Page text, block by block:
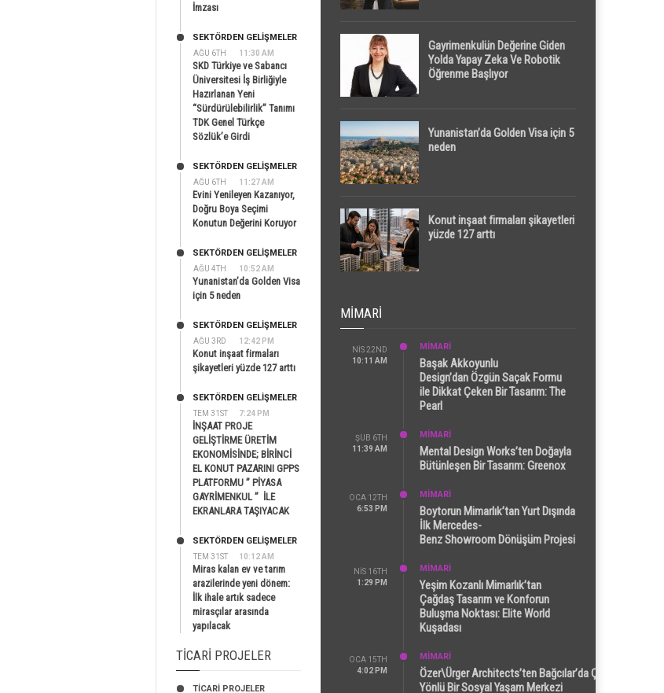
İmzası
AĞU 6TH 11:30 AM
SEKTÖRDEN GELIŞMELER
SKD Türkiye ve Sabancı
Üniversitesi İş Birliğiyle
Hazırlanan Yeni
“Sürdürülebilirlik” Tanımı
TDK Genel Türkçe
Sözlük’e Girdi
AĞU 6TH 11:27 AM
SEKTÖRDEN GELIŞMELER
Evini Yenileyen Kazanıyor,
Doğru Boya Seçimi
Konutun Değerini Koruyor
AĞU 4TH 10:52 AM
SEKTÖRDEN GELIŞMELER
Yunanistan’da Golden Visa
için 5 neden
AĞU 3RD 12:42 PM
SEKTÖRDEN GELIŞMELER
Konut inşaat firmaları
şikayetleri yüzde 127 arttı
TEM 31ST 7:24 PM
SEKTÖRDEN GELIŞMELER
İNŞAAT PROJE
GELİŞTİRME ÜRETİM
EKONOMİSİNDE; BİRİNCİ
EL KONUT PAZARINI GPPS
PLATFORMU ” PİYASA
GAYRİMENKUL ” İLE
EKRANLARA TAŞIYACAK
TEM 31ST 10:12 AM
SEKTÖRDEN GELIŞMELER
Miras kalan ev ve tarım
arazilerinde yeni dönem:
İlk ihale artık sadece
mirasçılar arasında
yapılacak
TICARI PROJELER
TİCARİ PROJELER
Gayrimenkulün Değerine Giden
Yolda Yapay Zeka Ve Robotik
Öğrenme Başlıyor
Yunanistan’da Golden Visa için 5
neden
Konut inşaat firmaları şikayetleri
yüzde 127 arttı
MIMARI
NIS 22ND
10:11 AM
MİMARİ
Başak Akkoyunlu
Design’dan Özgün Saçak Formu
ile Dikkat Çeken Bir Tasarım: The
Pearl
ŞUB 6TH
11:39 AM
MİMARİ
Mental Design Works’ten Doğayla
Bütünleşen Bir Tasarım: Greenox
OCA 12TH
6:53 PM
MİMARİ
Boytorun Mimarlık’tan Yurt Dışında
İlk Mercedes-
Benz Showroom Dönüşüm Projesi
NIS 16TH
1:29 PM
MİMARİ
Yeşim Kozanlı Mimarlık’tan
Çağdaş Tasarım ve Konforun
Buluşma Noktası: Elite World
Kuşadası
OCA 15TH
4:02 PM
MİMARİ
Özer\Ürger Architects’ten Bağcılar’da Çok
Yönlü Bir Sosyal Yaşam Merkezi